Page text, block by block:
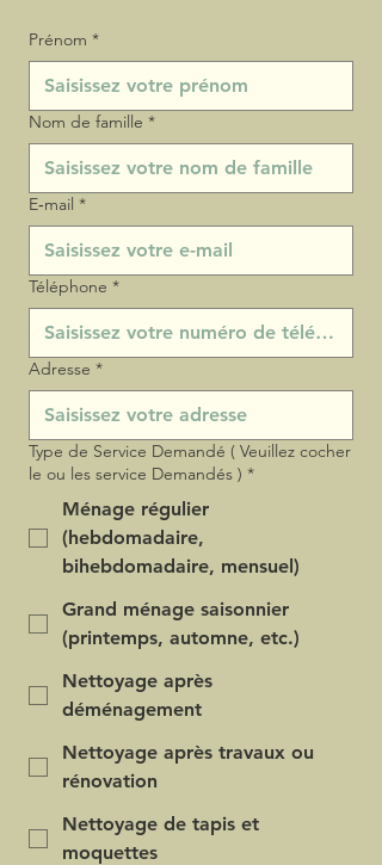
Prénom *
Nom de famille *
E‑mail *
Téléphone *
Adresse *
Type de Service Demandé ( Veuillez cocher
le ou les service Demandés ) *
Ménage régulier
(hebdomadaire,
bihebdomadaire, mensuel)
Grand ménage saisonnier
(printemps, automne, etc.)
Nettoyage après
déménagement
Nettoyage après travaux ou
rénovation
Nettoyage de tapis et
moquettes